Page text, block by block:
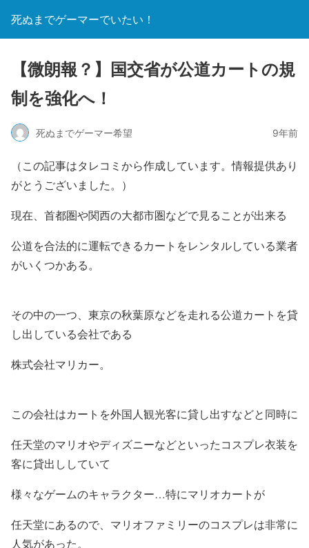
死ぬまでゲーマーでいたい！
【微朗報？】国交省が公道カートの規
制を強化へ！
死ぬまでゲーマー希望 9年前
（この記事はタレコミから作成しています。情報提供あり
がとうございました。）
現在、首都圏や関西の大都市圏などで見ることが出来る
公道を合法的に運転できるカート をレンタルしている業者
がいくつかある。
その中の一つ、東京の秋葉原などを走れる公道カートを貸
し出している会社である
株式会社マリカー。
この会社はカートを外国人観光客に貸し出すなどと同時に
任天堂のマリオやディズニーなどといったコスプレ衣装を
客に貸出ししていて
様々なゲームのキャラクター…特にマリオカート が
任天堂にあるので、マリオファミリーのコスプレは非常に
人気があった。